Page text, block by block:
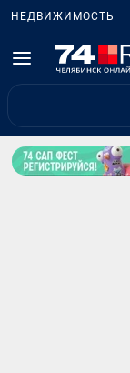
НЕДВИЖИМОСТЬ